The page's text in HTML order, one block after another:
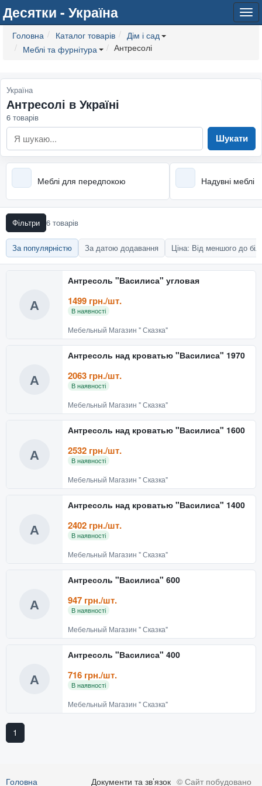
Десятки - Україна
Головна Каталог товарів
Дім і сад
Меблі та фурнітура
Антресолі
Україна
Антресолі в Україні
6 товарів
Шукати
Меблі для передпокою Надувні меблі
Фільтри 6 товарів
За популярністю За датою додавання Ціна: Від меншого до
А
Антресоль "Василиса" угловая
1499 грн./шт.
В наявності
Мебельный Магазин " Сказка"
А
Антресоль над кроватью "Василиса" 1970
2063 грн./шт.
В наявності
Мебельный Магазин " Сказка"
А
Антресоль над кроватью "Василиса" 1600
2532 грн./шт.
В наявності
Мебельный Магазин " Сказка"
А
Антресоль над кроватью "Василиса" 1400
2402 грн./шт.
В наявності
Мебельный Магазин " Сказка"
А
Антресоль "Василиса" 600
947 грн./шт.
В наявності
Мебельный Магазин " Сказка"
А
Антресоль "Василиса" 400
716 грн./шт.
В наявності
Мебельный Магазин " Сказка"
1
Головна Документи та зв’язок © Сайт побудовано